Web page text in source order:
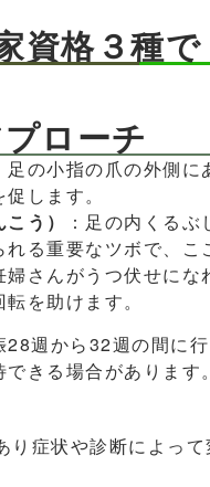
資格３種
ローチ
足の小指の爪の外側
します。
う）
：足の内くる
る重要なツボで、こ
婦さんがうつ伏せに
を助けます。
28週から32週の間に
きる場合があります。
症状や診断によって